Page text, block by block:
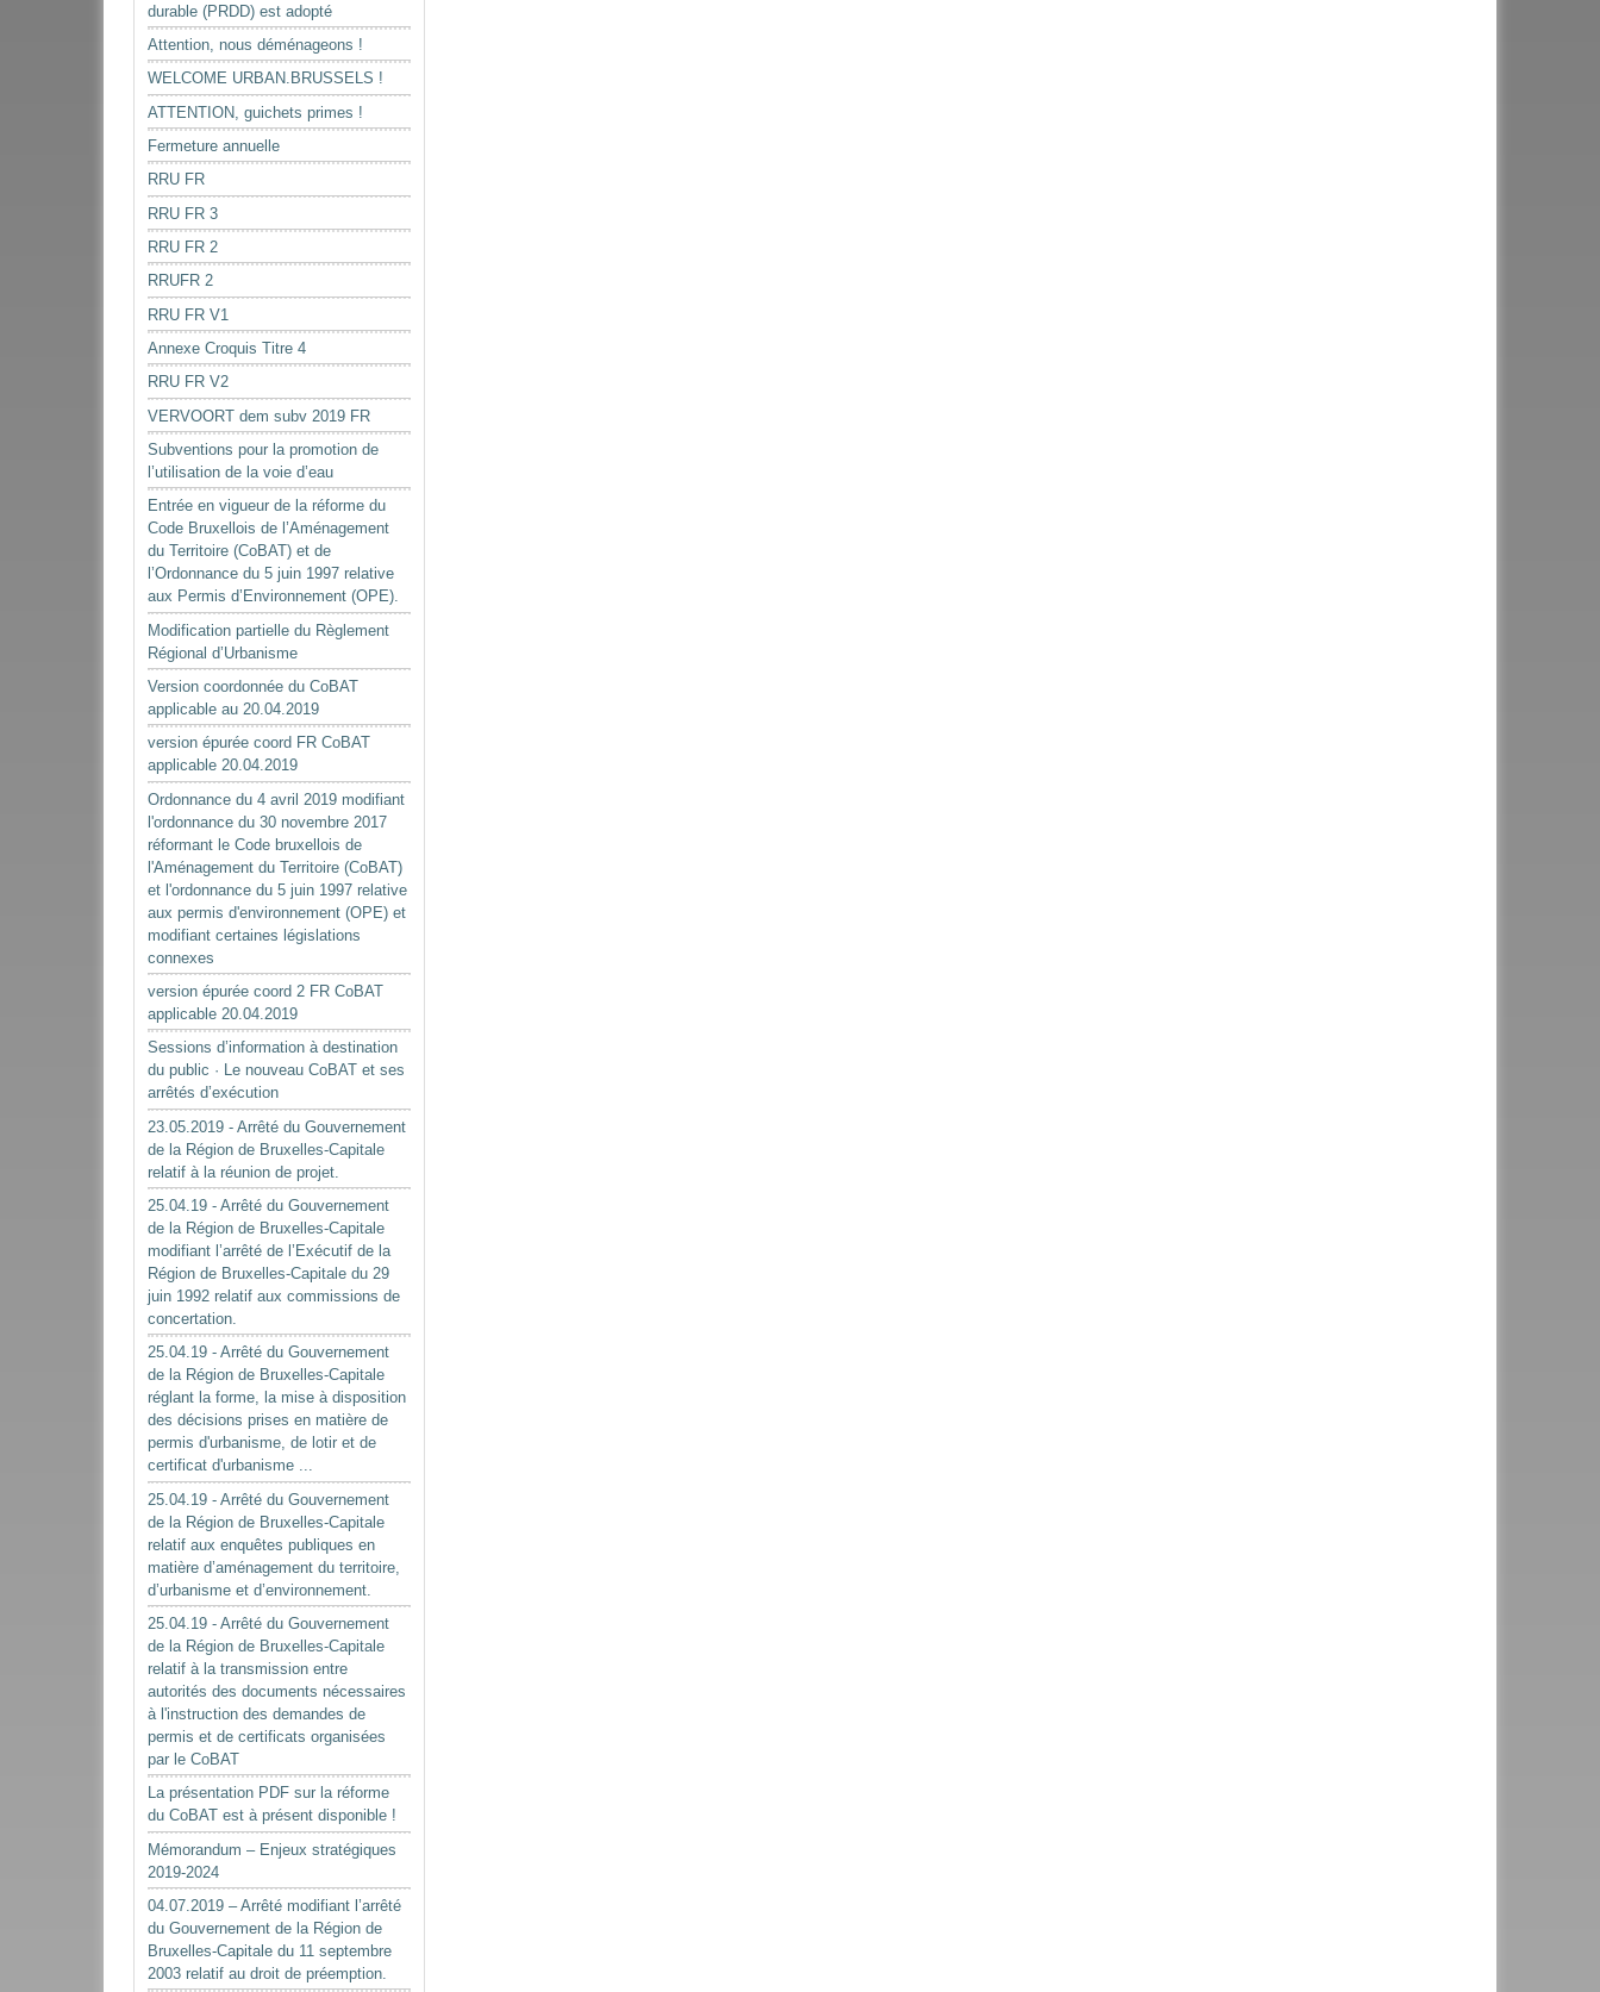
durable (PRDD) est adopté
Attention, nous déménageons !
WELCOME URBAN.BRUSSELS !
ATTENTION, guichets primes !
Fermeture annuelle
RRU FR
RRU FR 3
RRU FR 2
RRUFR 2
RRU FR V1
Annexe Croquis Titre 4
RRU FR V2
VERVOORT dem subv 2019 FR
Subventions pour la promotion de
l’utilisation de la voie d’eau
Entrée en vigueur de la réforme du
Code Bruxellois de l’Aménagement
du Territoire (CoBAT) et de
l’Ordonnance du 5 juin 1997 relative
aux Permis d’Environnement (OPE).
Modification partielle du Règlement
Régional d’Urbanisme
Version coordonnée du CoBAT
applicable au 20.04.2019
version épurée coord FR CoBAT
applicable 20.04.2019
Ordonnance du 4 avril 2019 modifiant
l'ordonnance du 30 novembre 2017
réformant le Code bruxellois de
l'Aménagement du Territoire (CoBAT)
et l'ordonnance du 5 juin 1997 relative
aux permis d'environnement (OPE) et
modifiant certaines législations
connexes
version épurée coord 2 FR CoBAT
applicable 20.04.2019
Sessions d’information à destination
du public · Le nouveau CoBAT et ses
arrêtés d’exécution
23.05.2019 - Arrêté du Gouvernement
de la Région de Bruxelles-Capitale
relatif à la réunion de projet.
25.04.19 - Arrêté du Gouvernement
de la Région de Bruxelles-Capitale
modifiant l’arrêté de l’Exécutif de la
Région de Bruxelles-Capitale du 29
juin 1992 relatif aux commissions de
concertation.
25.04.19 - Arrêté du Gouvernement
de la Région de Bruxelles-Capitale
réglant la forme, la mise à disposition
des décisions prises en matière de
permis d'urbanisme, de lotir et de
certificat d'urbanisme ...
25.04.19 - Arrêté du Gouvernement
de la Région de Bruxelles-Capitale
relatif aux enquêtes publiques en
matière d’aménagement du territoire,
d’urbanisme et d’environnement.
25.04.19 - Arrêté du Gouvernement
de la Région de Bruxelles-Capitale
relatif à la transmission entre
autorités des documents nécessaires
à l'instruction des demandes de
permis et de certificats organisées
par le CoBAT
La présentation PDF sur la réforme
du CoBAT est à présent disponible !
Mémorandum – Enjeux stratégiques
2019-2024
04.07.2019 – Arrêté modifiant l’arrêté
du Gouvernement de la Région de
Bruxelles-Capitale du 11 septembre
2003 relatif au droit de préemption.